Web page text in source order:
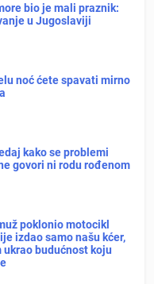
bio je mali praznik:
u Jugoslaviji
noć ćete spavati mirno
kako se problemi
govori ni rodu rođenom
poklonio motocikl
izdao samo našu kćer,
budućnost koju